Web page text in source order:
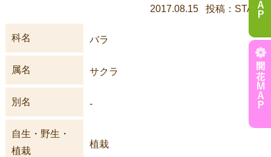
2017.08.15 投稿：STAFF
科名 バラ
属名 サクラ
別名 -
自生・野生・
植栽
植栽